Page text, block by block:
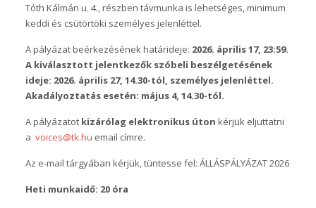
Tóth Kálmán u. 4., részben távmunka is lehetséges, minimum
keddi és csütörtöki személyes jelenléttel.
A pályázat beérkezésének határideje: 2026. április 17, 23:59.
A kiválasztott jelentkezők szóbeli beszélgetésének
ideje: 2026. április 27, 14.30-tól, személyes jelenléttel.
Akadályoztatás esetén: május 4, 14.30-tól.
A pályázatot kizárólag elektronikus úton kérjük eljuttatni
a voices@tk.hu email címre.
Az e-mail tárgyában kérjük, tüntesse fel: ÁLLÁSPÁLYÁZAT 2026
Heti munkaidő: 20 óra